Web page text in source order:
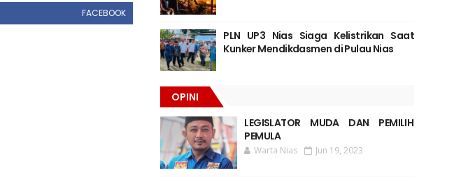
FACEBOOK
PLN UP3 Nias Siaga Kelistrikan Saat
Kunker Mendikdasmen di Pulau Nias
OPINI
LEGISLATOR MUDA DAN PEMILIH
PEMULA
Warta Nias Jun 19, 2023